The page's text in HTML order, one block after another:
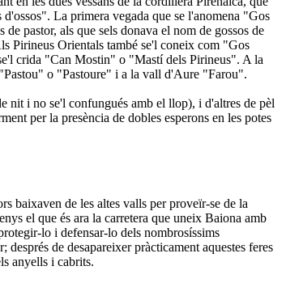
La primera vegada que se l'anomena "Gos
pastor, als que sels donava el nom de gossos de
Pirineus Orientals també se'l coneix com "Gos
crida "Can Mostin" o "Mastí dels Pirineus". A la
o "Pastoure" i a la vall d'Aure "Farou".
nit i no se'l confungués amb el llop), i d'altres de pèl
per la presència de dobles esperons en les potes
baixaven de les altes valls per proveïr-se de la
el que és ara la carretera que uneix Baiona amb
lo i defensar-lo dels nombrosíssims
de desapareixer pràcticament aquestes feres
anyells i cabrits.